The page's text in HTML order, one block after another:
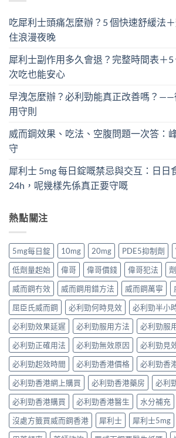
吃犀利士頭痛怎麼辦？5 個快速舒緩法
住浪漫夜晚
犀利士副作用多久會退？完整時間表＋
次吃也能安心
早洩怎麼辦？必利勁能真正改善嗎？——
用守則
威而鋼效果、吃法、空腹問題一次答：
守
犀利士 5mg 每日錠嘅禁忌與交互：日日
24h，呢幾樣先係真正要守嘅
熱點關注
5mg每日錠 10mg 20mg PDE5抑制劑
低劑量起始
偉哥 偉哥價錢 偉哥犯法
威而鋼冇效
威而鋼用錯方法 威而鋼萬寧
屈臣氏威而鋼
必利勁何時見效
必利勁半小
必利勁效果延遲
必利勁服用方法
必利勁服
必利勁正確用法
必利勁無效原因
必利勁見
必利勁起效時間
必利勁香港價格
必利勁香
必利勁香港網上購買
必利勁香港藥房
必利
必利勁香港購買
必利勁香港醫生
水分補充
沒處方籤買威而鋼香港
犀利士 犀利士5mg